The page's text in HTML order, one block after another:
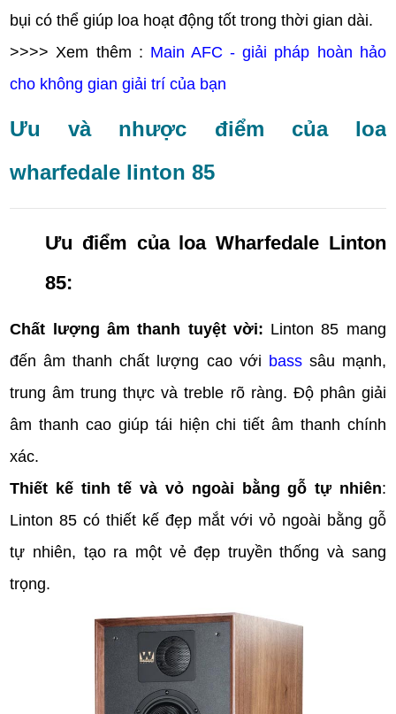
bụi có thể giúp loa hoạt động tốt trong thời gian dài.
>>>> Xem thêm : Main AFC - giải pháp hoàn hảo
cho không gian giải trí của bạn
Ưu và nhược điểm của loa
wharfedale linton 85
Ưu điểm của loa Wharfedale Linton
85:
Chất lượng âm thanh tuyệt vời: Linton 85 mang
đến âm thanh chất lượng cao với basssâu mạnh,
trung âm trung thực và treble rõ ràng. Độ phân giải
âm thanh cao giúp tái hiện chi tiết âm thanh chính
xác.
Thiết kế tinh tế và vỏ ngoài bằng gỗ tự nhiên:
Linton 85 có thiết kế đẹp mắt với vỏ ngoài bằng gỗ
tự nhiên, tạo ra một vẻ đẹp truyền thống và sang
trọng.